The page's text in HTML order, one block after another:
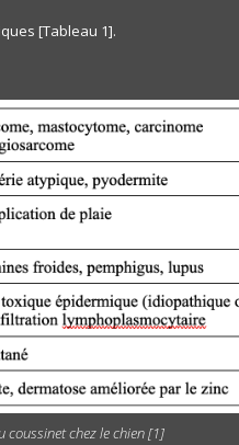
[Tableau 1].
coussinet chez le chien [1]